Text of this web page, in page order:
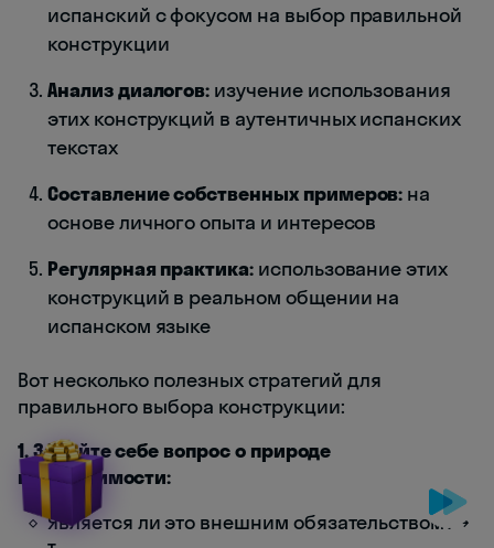
испанский с фокусом на выбор правильной
конструкции
Анализ диалогов: изучение использования
этих конструкций в аутентичных испанских
текстах
Составление собственных примеров: на
основе личного опыта и интересов
Регулярная практика: использование этих
конструкций в реальном общении на
испанском языке
Вот несколько полезных стратегий для
правильного выбора конструкции:
1. Задайте себе вопрос о природе
необходимости:
Является ли это внешним обязательством? →